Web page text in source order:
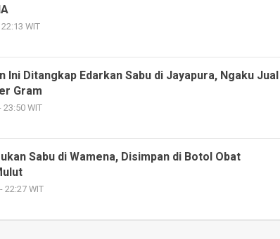
WIT
Ini Ditangkap Edarkan Sabu di Jayapura, Ngaku Jual
Gram
WIT
Sabu di Wamena, Disimpan di Botol Obat
22:27 WIT